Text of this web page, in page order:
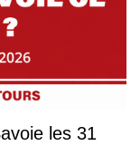
les 31